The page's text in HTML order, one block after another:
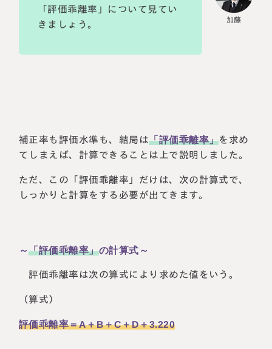
「評価乖離率」について見てい
きましょう。
補正率も評価水準も、結局は「評価乖離率」を求め
てしまえば、計算できることは上で説明しました。
ただ、この「評価乖離率」だけは、次の計算式で、
しっかりと計算をする必要が出てきます。
～「評価乖離率」の計算式～
評価乖離率は次の算式により求めた値をいう。
（算式）
評価乖離率＝A＋B＋C＋D＋3.220